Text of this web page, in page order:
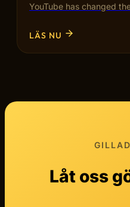
YouTube has changed
LÄS NU
Låt oss